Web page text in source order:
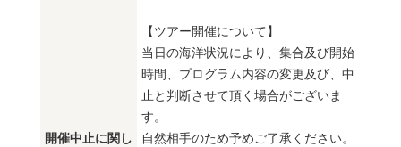
開催中止に関し
【ツアー開催について】
当日の海洋状況により、集合及び開始
時間、プログラム内容の変更及び、中
止と判断させて頂く場合がございま
す。
自然相手のため予めご了承ください。